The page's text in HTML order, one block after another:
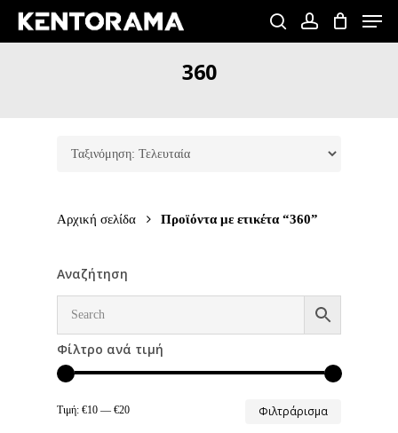
Skip
searchaccount
Menu
360
Αρχική σελίδα Προϊόντα με ετικέτα “360”
Αναζήτηση
Φίλτρο ανά τιμή
Φιλτράρισμα
Τιμή: €10 — €20